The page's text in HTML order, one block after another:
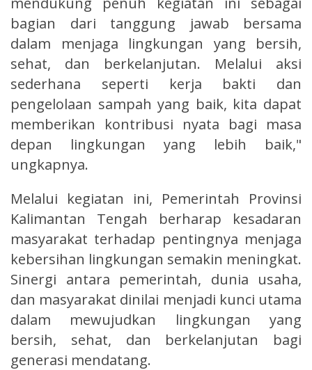
bagian dari tanggung jawab bersama
dalam menjaga lingkungan yang bersih,
sehat, dan berkelanjutan. Melalui aksi
sederhana seperti kerja bakti dan
pengelolaan sampah yang baik, kita dapat
memberikan kontribusi nyata bagi masa
depan lingkungan yang lebih baik,"
ungkapnya.
Melalui kegiatan ini, Pemerintah Provinsi
Kalimantan Tengah berharap kesadaran
masyarakat terhadap pentingnya menjaga
kebersihan lingkungan semakin meningkat.
Sinergi antara pemerintah, dunia usaha,
dan masyarakat dinilai menjadi kunci utama
dalam mewujudkan lingkungan yang
bersih, sehat, dan berkelanjutan bagi
generasi mendatang.